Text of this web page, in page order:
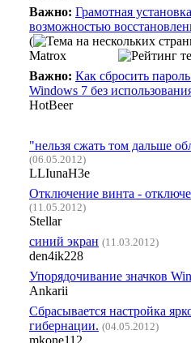
Важно: Грамотная
возможностью
(
Matrox
Важно: Как сбросить
Windows 7 без
HotBeer
"нельзя сжать том дальше
(06.05.2012)
LLIunaH3e
Отключение винта -
(11.05.2012)
Stellar
синий экран (11.03.2012)
den4ik228
Упорядочивание значков
Ankarii
Сбрасывается настройка
гибернации. (04.05.2012)
mkone112